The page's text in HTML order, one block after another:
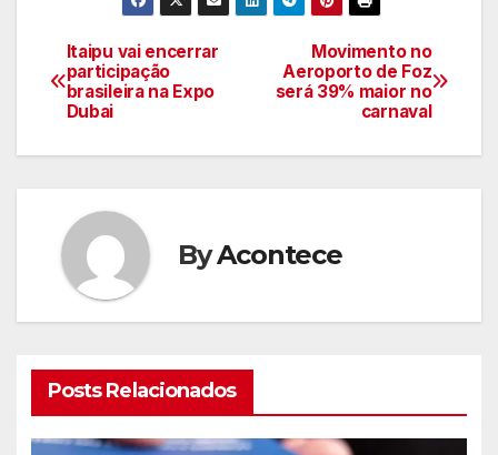
Navegação
de
artigos
Movimento no
Aeroporto de Foz
será 39% maior no
carnaval
Itaipu vai encerrar
participação
brasileira na Expo
Dubai
ByAcontece
Posts Relacionados